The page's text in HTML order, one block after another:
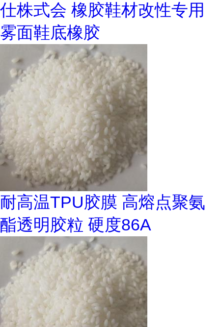
仕株式会 橡胶鞋材改性专用
雾面鞋底橡胶
耐高温TPU胶膜 高熔点聚氨
酯透明胶粒 硬度86A